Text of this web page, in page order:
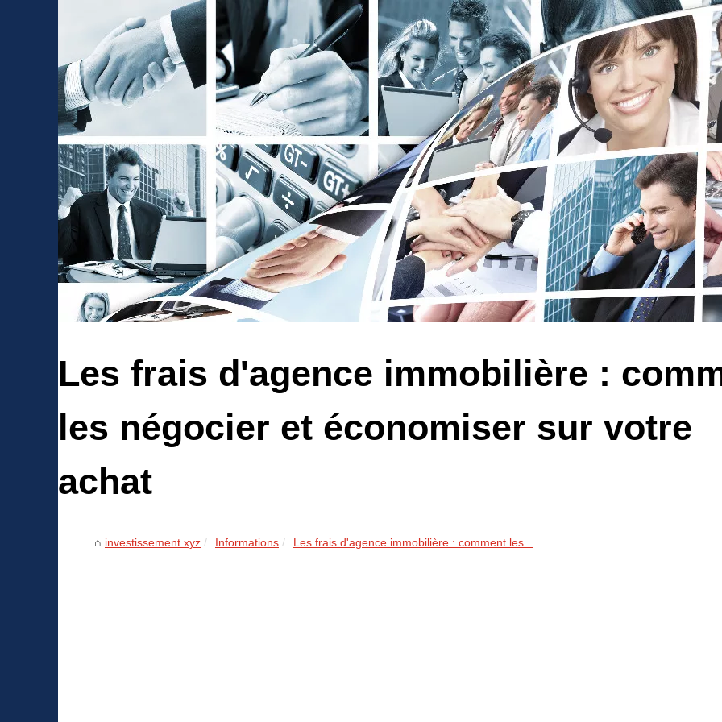
Les frais d'agence immobilière :
les négocier et économiser sur votre
achat
investissement.xyz Informations Les frais d'agence immobilière : comment les...